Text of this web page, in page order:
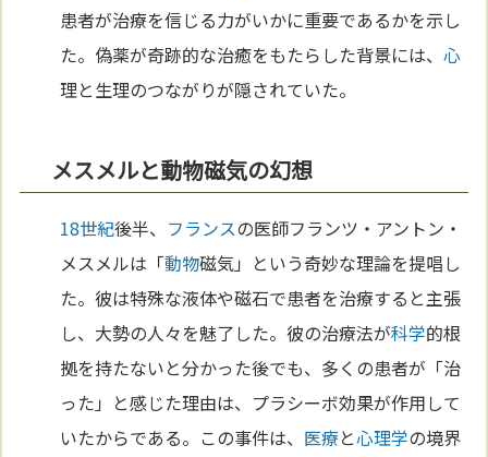
患者が治療を信じる力がいかに重要であるかを示し
た。偽薬が奇跡的な治癒をもたらした背景には、心
理と生理のつながりが隠されていた。
メスメルと動物磁気の幻想
18世紀後半、 フランスの医師フランツ・アントン・
メスメルは「動物磁気」という奇妙な理論を提唱し
た。彼は特殊な液体や磁石で患者を治療すると主張
し、大勢の人々を魅了した。彼の治療法が科学的根
拠を持たないと分かった後でも、多くの患者が「治
った」と感じた理由は、プラシーボ効果が作用して
いたからである。この事件は、 医療と心理学の境界